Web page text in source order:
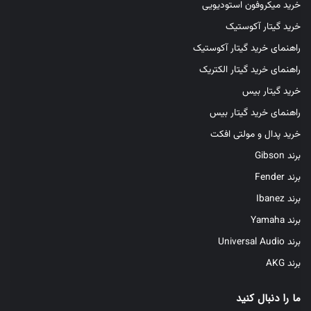
سینتی‌سایزرها یا پلاگین‌ها را ارائه می‌دهند.
نتیجه‌گیری: انتخابی آگاهانه برای ارتقای
خلاقیت
خرید میدی کنترلر یک سرمایه‌گذاری مهم برای هر تولیدکننده موسیقی
خرید میکروفون استودیویی
خرید گیتار آکوستیک
راهنمای خرید گیتار آکوستیک
راهنمای خرید گیتار الکتریک
خرید گیتار بیس
راهنمای خرید گیتار بیس
خرید پدال و مولتی افکت
برند Gibson
برند Fender
برند Ibanez
برند Yamaha
برند Universal Audio
برند AKG
ما را دنبال کنید